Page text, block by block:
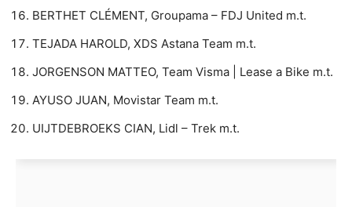
BERTHET CLÉMENT, Groupama – FDJ United m.t.
TEJADA HAROLD, XDS Astana Team m.t.
JORGENSON MATTEO, Team Visma | Lease a Bike m.t.
AYUSO JUAN, Movistar Team m.t.
UIJTDEBROEKS CIAN, Lidl – Trek m.t.